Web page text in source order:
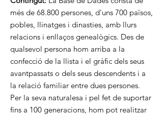
més de 68.800 persones, d’uns 700 països,
pobles, llinatges i dinasties, amb llurs
relacions i enllaços genealògics. Des de
qualsevol persona hom arriba a la
confecció de la llista i el gràfic dels seus
avantpassats o dels seus descendents i a
la relació familiar entre dues persones.
Per la seva naturalesa i pel fet de suportar
fins a 100 generacions, hom pot realitzar